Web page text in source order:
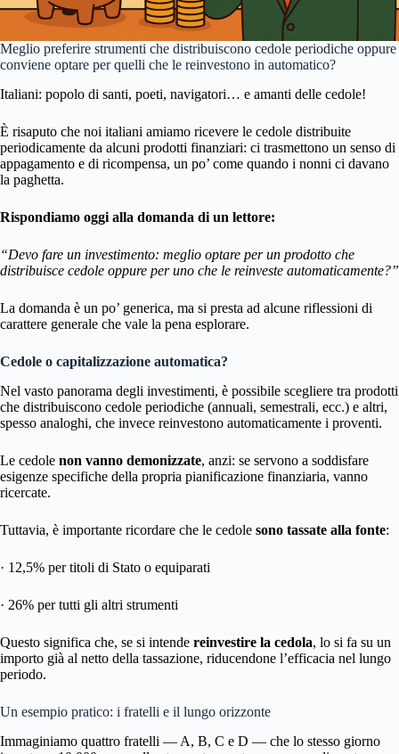
Meglio preferire strumenti che distribuiscono cedole periodiche oppure
conviene optare per quelli che le reinvestono in automatico?
Italiani: popolo di santi, poeti, navigatori… e amanti delle cedole!
È risaputo che noi italiani amiamo ricevere le cedole distribuite
periodicamente da alcuni prodotti finanziari: ci trasmettono un senso di
appagamento e di ricompensa, un po’ come quando i nonni ci davano
la paghetta.
Rispondiamo oggi alla domanda di un lettore:
“Devo fare un investimento: meglio optare per un prodotto che
distribuisce cedole oppure per uno che le reinveste automaticamente?”
La domanda è un po’ generica, ma si presta ad alcune riflessioni di
carattere generale che vale la pena esplorare.
Cedole o capitalizzazione automatica?
Nel vasto panorama degli investimenti, è possibile scegliere tra prodotti
che distribuiscono cedole periodiche (annuali, semestrali, ecc.) e altri,
spesso analoghi, che invece reinvestono automaticamente i proventi.
Le cedole non vanno demonizzate, anzi: se servono a soddisfare
esigenze specifiche della propria pianificazione finanziaria, vanno
ricercate.
Tuttavia, è importante ricordare che le cedole sono tassate alla fonte:
· 12,5% per titoli di Stato o equiparati
· 26% per tutti gli altri strumenti
Questo significa che, se si intende reinvestire la cedola, lo si fa su un
importo già al netto della tassazione, riducendone l’efficacia nel lungo
periodo.
Un esempio pratico: i fratelli e il lungo orizzonte
Immaginiamo quattro fratelli — A, B, C e D — che lo stesso giorno